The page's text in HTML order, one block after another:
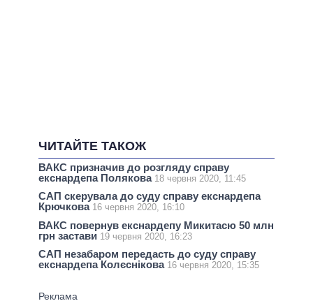
ЧИТАЙТЕ ТАКОЖ
ВАКС призначив до розгляду справу
екснардепа Полякова 18 червня 2020, 11:45
САП скерувала до суду справу екснардепа
Крючкова 16 червня 2020, 16:10
ВАКС повернув екснардепу Микитасю 50 млн
грн застави 19 червня 2020, 16:23
САП незабаром передасть до суду справу
екснардепа Колєснікова 16 червня 2020, 15:35